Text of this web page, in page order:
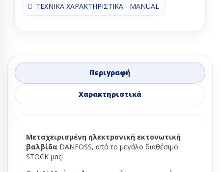
ΤΕΧΝΙΚΑ ΧΑΡΑΚΤΗΡΙΣΤΙΚΑ - MANUAL
Περιγραφή
Χαρακτηριστικά
Μεταχειρισμένη ηλεκτρονική εκτονωτική
βαλβίδα DANFOSS, από το μεγάλο διαθέσιμο
STOCK μας!